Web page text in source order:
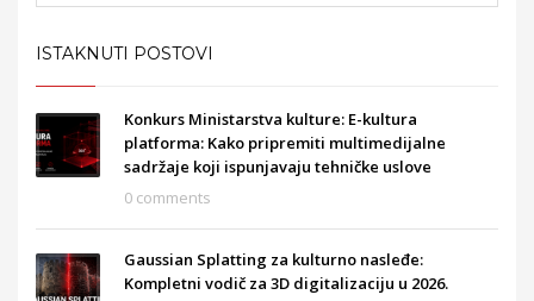
ISTAKNUTI POSTOVI
Konkurs Ministarstva kulture: E-kultura
platforma: Kako pripremiti multimedijalne
sadržaje koji ispunjavaju tehničke uslove
0 comments
Gaussian Splatting za kulturno nasleđe:
Kompletni vodič za 3D digitalizaciju u 2026.